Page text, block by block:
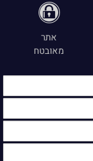
אתר
מאובטח